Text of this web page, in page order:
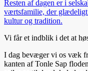
Vi får et indblik i det at
I dag bevæger vi os væk
kanten af Tonle Sap